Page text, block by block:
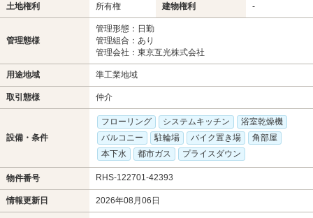
土地権利 所有権 建物権利 -
管理態様
管理形態：日勤
管理組合：あり
管理会社：東京互光株式会社
用途地域 準工業地域
取引態様 仲介
設備・条件
フローリング システムキッチン
浴室乾燥機
バルコニー
駐輪場 バイク置き場
角部屋
本下水
都市ガス プライスダウン
物件番号 RHS-122701-42393
情報更新日 2026年08月06日